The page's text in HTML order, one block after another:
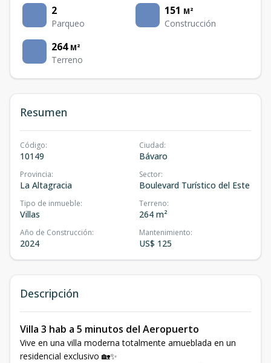
2
Parqueo
151 M²
Construcción
264 M²
Terreno
Resumen
Código:
10149
Ciudad:
Bávaro
Provincia:
La Altagracia
Sector:
Boulevard Turístico del Este
Tipo de inmueble:
Villas
Terreno:
264 m²
Año de Construcción:
2024
Mantenimiento:
US$ 125
Descripción
Villa 3 hab a 5 minutos del Aeropuerto
Vive en una villa moderna totalmente amueblada en un
residencial exclusivo 🏡✨